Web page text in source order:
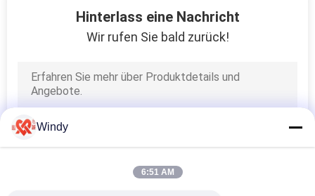
Zellgummipuffer
Hinterlass eine Nachricht
Wir rufen Sie bald zurück!
Windy
6:51 AM